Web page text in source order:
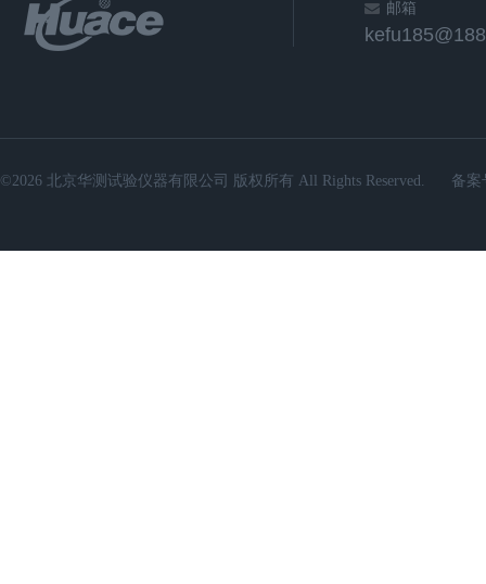
邮箱
©2026 北京华测试验仪器有限公司 版权所有 All Rights Reserved. 备案